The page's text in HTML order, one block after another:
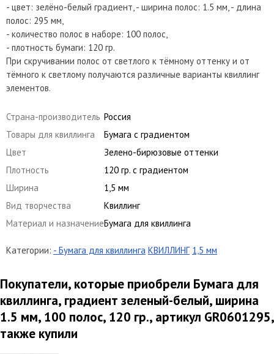
- цвет: зелёно-белый градиент, - ширина полос: 1.5 мм, - длина
полос: 295 мм,
- количество полос в наборе: 100 полос,
- плотность бумаги: 120 гр.
При скручивании полос от светлого к тёмному оттенку и от
тёмного к светлому получаются различные варианты квиллинг
элементов.
Страна-производитель Россия
Товары для квиллинга
Бумага с градиентом
Цвет
Зелено-бирюзовые оттенки
Плотность
120 гр. с градиентом
Ширина
1,5 мм
Вид творчества
Квиллинг
Материал и назначениеБумага для квиллинга
Категории: - Бумага для квиллинга КВИЛЛИНГ 1,5 мм
Покупатели, которые приобрели Бумага для
квиллинга, градиент зеленый-белый, ширина
1.5 мм, 100 полос, 120 гр., артикул GR0601295,
также купили